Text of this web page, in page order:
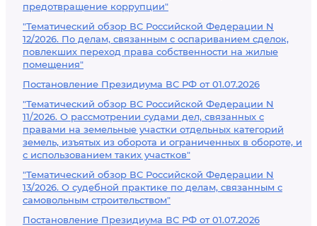
предотвращение коррупции"
"Тематический обзор ВС Российской Федерации N
12/2026. По делам, связанным с оспариванием сделок,
повлекших переход права собственности на жилые
помещения"
Постановление Президиума ВС РФ от 01.07.2026
"Тематический обзор ВС Российской Федерации N
11/2026. О рассмотрении судами дел, связанных с
правами на земельные участки отдельных категорий
земель, изъятых из оборота и ограниченных в обороте, и
с использованием таких участков"
"Тематический обзор ВС Российской Федерации N
13/2026. О судебной практике по делам, связанным с
самовольным строительством"
Постановление Президиума ВС РФ от 01.07.2026